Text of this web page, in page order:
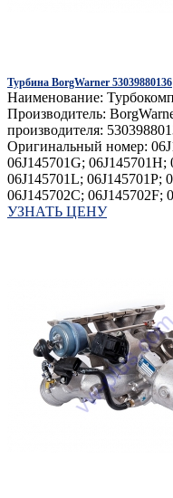
Турбина BorgWarner 53039880136
Наименование:
Производитель:
производителя:
Оригинальный номер:
06J145701G; 06J145701H;
06J145701L; 06J145701P;
06J145702C; 06J145702F;
УЗНАТЬ ЦЕНУ